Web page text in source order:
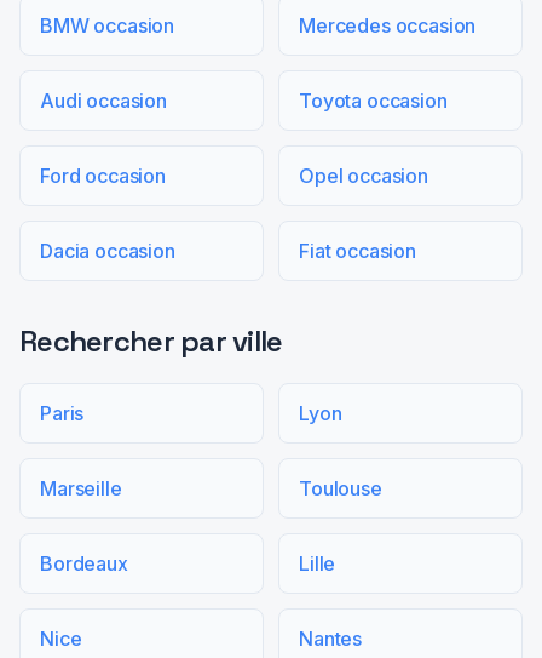
BMW occasion Mercedes occasion
Audi occasion Toyota occasion
Ford occasion Opel occasion
Dacia occasion Fiat occasion
Rechercher par ville
Paris Lyon
Marseille Toulouse
Bordeaux Lille
Nice Nantes